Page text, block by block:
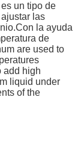
un tipo de
las
la ayuda
de
are used to
add high
liquid under
of the